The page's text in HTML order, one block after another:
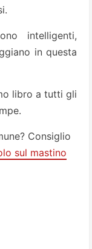
intelligenti,
in questa
libro a tutti gli
Consiglio
sul mastino